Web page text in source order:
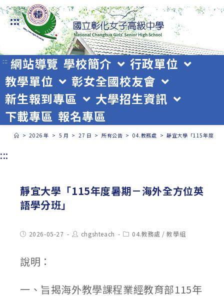
跳
轉
至
主
要
內
容
:::
::: 網站導覽 學校簡介
行政單位
教學單位
彰女全國校友會
新生報到專區
大學招生資訊
下載專區 報名專區
> 2026 年 > 5 月 > 27 日 > 所有公告 > 04.教務處 > 靜宜大學「115年度暑
:::
靜宜大學「115年度暑期－海外全方位英
語學分班」
Post2026-05-27
Post
author:
chgshteach
Post04.教務處 / 教學組
說明：
一、旨揭海外教學課程業經教育部115年